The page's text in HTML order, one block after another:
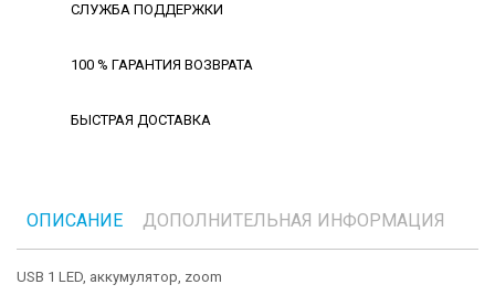
СЛУЖБА ПОДДЕРЖКИ
100 % ГАРАНТИЯ ВОЗВРАТА
БЫСТРАЯ ДОСТАВКА
ОПИСАНИЕ ДОПОЛНИТЕЛЬНАЯ ИНФОРМАЦИЯ
USB 1 LED, аккумулятор, zoom